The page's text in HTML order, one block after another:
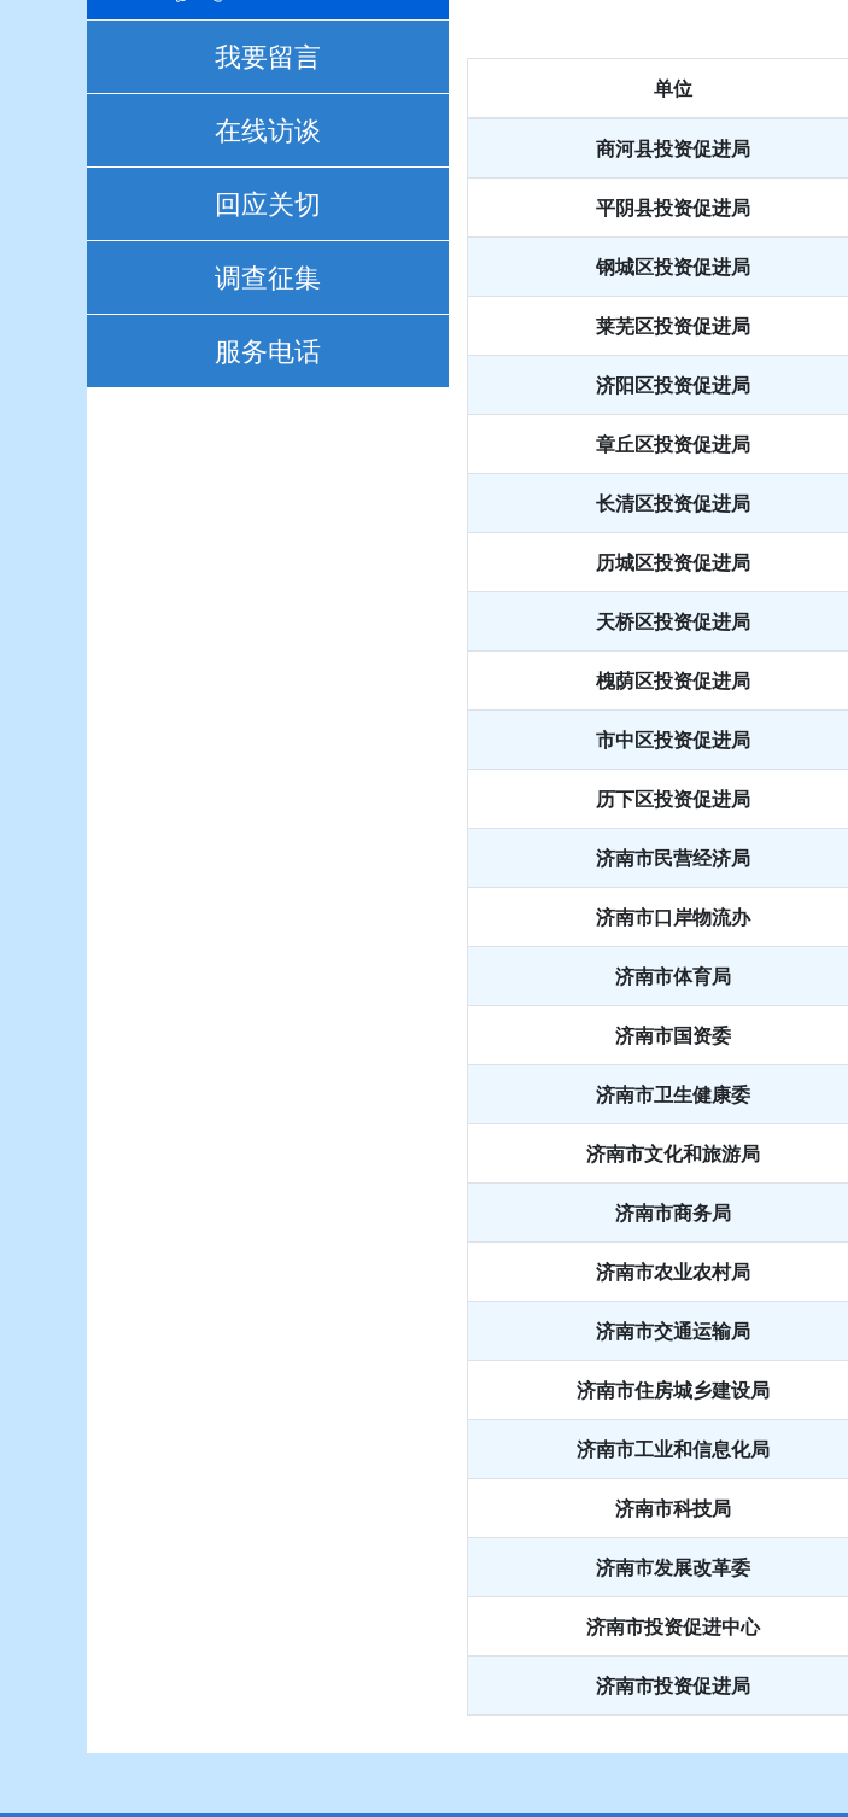
我要留言
在线访谈
回应关切
调查征集
服务电话
单位
商河县投资促进局
平阴县投资促进局
钢城区投资促进局
莱芜区投资促进局
济阳区投资促进局
章丘区投资促进局
长清区投资促进局
历城区投资促进局
天桥区投资促进局
槐荫区投资促进局
市中区投资促进局
历下区投资促进局
济南市民营经济局
济南市口岸物流办
济南市体育局
济南市国资委
济南市卫生健康委
济南市文化和旅游局
济南市商务局
济南市农业农村局
济南市交通运输局
济南市住房城乡建设局
济南市工业和信息化局
济南市科技局
济南市发展改革委
济南市投资促进中心
济南市投资促进局